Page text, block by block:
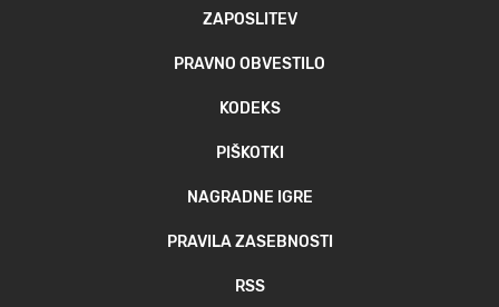
ZAPOSLITEV
PRAVNO OBVESTILO
KODEKS
PIŠKOTKI
NAGRADNE IGRE
PRAVILA ZASEBNOSTI
RSS